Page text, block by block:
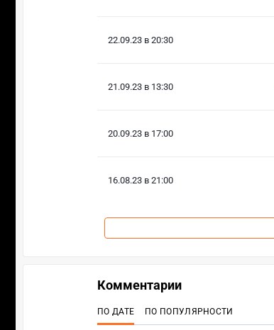
22.09.23 в 20:30
21.09.23 в 13:30
20.09.23 в 17:00
16.08.23 в 21:00
Комментарии
ПО ДАТЕ ПО ПОПУЛЯРНОСТИ